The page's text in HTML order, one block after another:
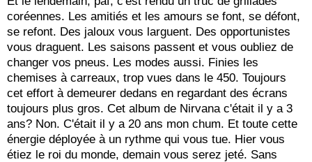
coréennes. Les amitiés et les amours se font, se défont,
se refont. Des jaloux vous larguent. Des opportunistes
vous draguent. Les saisons passent et vous oubliez de
changer vos pneus. Les modes aussi. Finies les
chemises à carreaux, trop vues dans le 450. Toujours
cet effort à demeurer dedans en regardant des écrans
toujours plus gros. Cet album de Nirvana c'était il y a 3
ans? Non. C'était il y a 20 ans mon chum. Et toute cette
énergie déployée à un rythme qui vous tue. Hier vous
étiez le roi du monde, demain vous serez jeté. Sans